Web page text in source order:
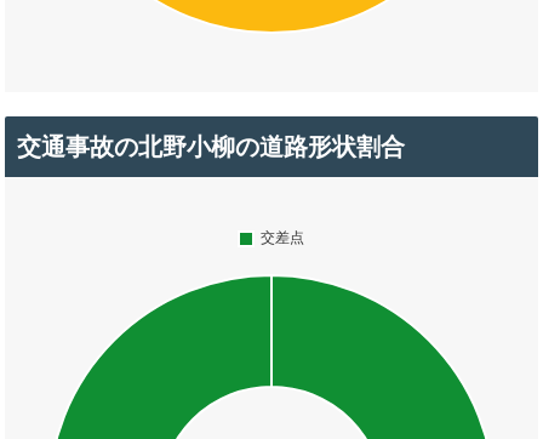
交通事故の北野小柳の道路形状割合